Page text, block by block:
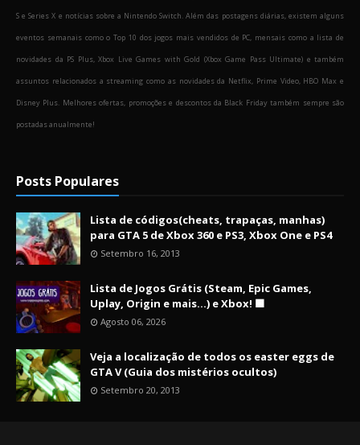
S e Series X e notícias sobre a Nintendo Switch. Além das postagens diárias, existem alguns
eventos semanais como o Top 10 dos jogos mais vendidos de PC, mensais como a lista de
novidades da PS Plus, Xbox Live Games with Gold (Xbox Game Pass Ultimate) e também
assuntos relacionados a streaming como as novidades da Netflix, Prime Video, HBO Max e
Disney Plus. Melhores ofertas, promoções e descontos da Black Friday também sempre são
postadas anualmente!
Posts Populares
Lista de códigos(cheats, trapaças, manhas)
para GTA 5 de Xbox 360 e PS3, Xbox One e PS4
Setembro 16, 2013
Lista de Jogos Grátis (Steam, Epic Games,
Uplay, Origin e mais...) e Xbox! 🟩
Agosto 06, 2026
Veja a localização de todos os easter eggs de
GTA V (Guia dos mistérios ocultos)
Setembro 20, 2013